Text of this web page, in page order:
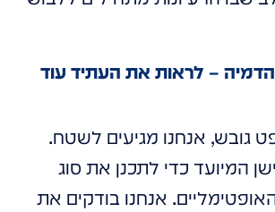
והדמיה – לראות את העתיד עוד
גובש, אנחנו מגיעים לשטח.
המיועד כדי לתכנן את סוג
אנחנו בודקים את